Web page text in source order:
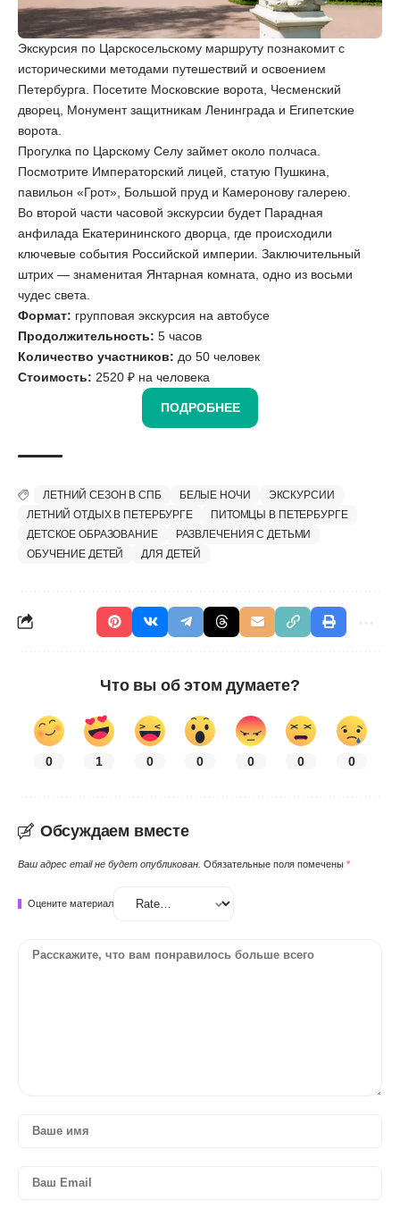
Экскурсия по Царскосельскому маршруту познакомит с
историческими методами путешествий и освоением
Петербурга. Посетите Московские ворота, Чесменский
дворец, Монумент защитникам Ленинграда и Египетские
ворота.
Прогулка по Царскому Селу займет около полчаса.
Посмотрите Императорский лицей, статую Пушкина,
павильон «Грот», Большой пруд и Камеронову галерею.
Во второй части часовой экскурсии будет Парадная
анфилада Екатерининского дворца, где происходили
ключевые события Российской империи. Заключительный
штрих — знаменитая Янтарная комната, одно из восьми
чудес света.
Формат: групповая экскурсия на автобусе
Продолжительность: 5 часов
Количество участников: до 50 человек
Стоимость: 2520 ₽ на человека
ПОДРОБНЕЕ
ЛЕТНИЙ СЕЗОН В СПБ БЕЛЫЕ НОЧИ
ЭКСКУРСИИ
ЛЕТНИЙ ОТДЫХ В ПЕТЕРБУРГЕ
ПИТОМЦЫ В ПЕТЕРБУРГЕ
ДЕТСКОЕ ОБРАЗОВАНИЕ
РАЗВЛЕЧЕНИЯ С ДЕТЬМИ
ОБУЧЕНИЕ ДЕТЕЙ
ДЛЯ ДЕТЕЙ
Что вы об этом думаете?
0 1 0 0 0 0 0
Обсуждаем вместе
Ваш адрес email не будет опубликован. Обязательные поля помечены *
Оцените материал